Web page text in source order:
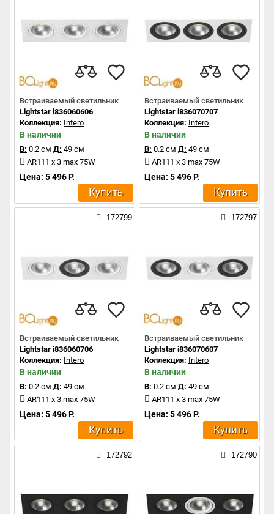
Встраиваемый светильник
Lightstar i836060606
Коллекция: Intero
В наличии
В: 0.2 см Д: 49 см
AR111 x 3 max 75W
Цена: 5 496 Р.
Купить
Встраиваемый светильник
Lightstar i836070707
Коллекция: Intero
В наличии
В: 0.2 см Д: 49 см
AR111 x 3 max 75W
Цена: 5 496 Р.
Купить
172799
Встраиваемый светильник
Lightstar i836060706
Коллекция: Intero
В наличии
В: 0.2 см Д: 49 см
AR111 x 3 max 75W
Цена: 5 496 Р.
Купить
172797
Встраиваемый светильник
Lightstar i836070607
Коллекция: Intero
В наличии
В: 0.2 см Д: 49 см
AR111 x 3 max 75W
Цена: 5 496 Р.
Купить
172792 172790